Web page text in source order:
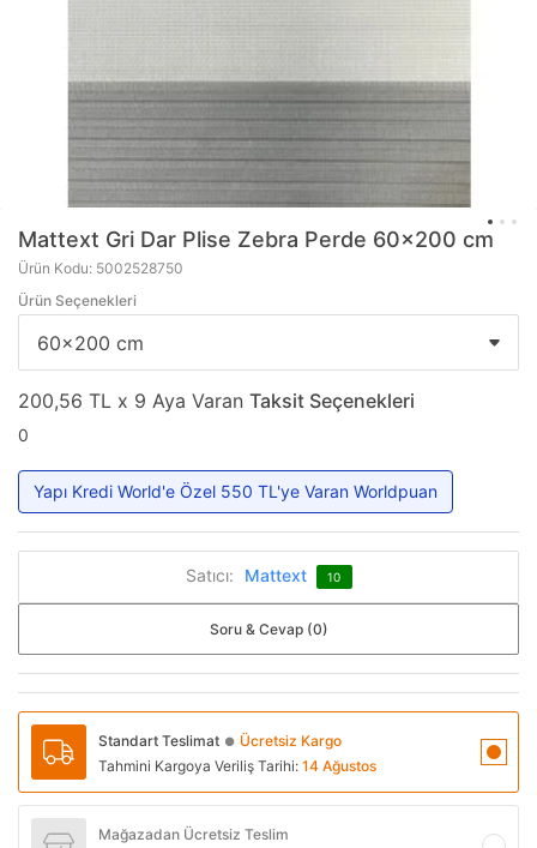
Mattext Gri Dar Plise Zebra Perde 60x200 cm
Ürün Kodu: 5002528750
Ürün Seçenekleri
200,56 TL x 9 Aya Varan Taksit Seçenekleri
0
Yapı Kredi World'e Özel 550 TL'ye Varan Worldpuan
Satıcı: Mattext 10
Soru & Cevap (0)
Standart Teslimat ● Ücretsiz Kargo
Tahmini Kargoya Veriliş Tarihi: 14 Ağustos
Mağazadan Ücretsiz Teslim